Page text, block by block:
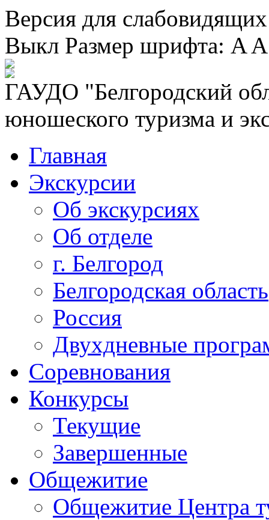
Версия для
Выкл Размер шрифта: A A
ГАУДО "Белгородский
юношеского туризма и
Главная
Экскурсии
Об экскурсиях
Об отделе
г. Белгород
Белгородская область
Россия
Двухдневные
Соревнования
Конкурсы
Текущие
Завершенные
Общежитие
Общежитие Центра